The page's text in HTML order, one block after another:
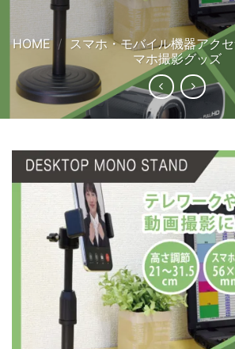
HOME / スマホ・モバイル機器アク
マホ撮影グッズ